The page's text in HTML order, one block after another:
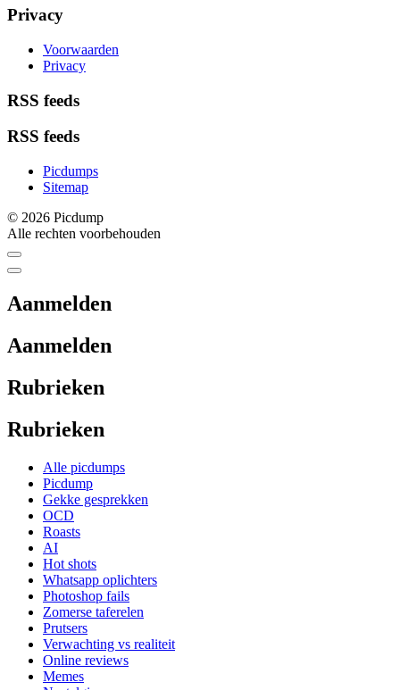
Privacy
Voorwaarden
Privacy
RSS feeds
RSS feeds
Picdumps
Sitemap
© 2026 Picdump
Alle rechten voorbehouden
Aanmelden
Aanmelden
Rubrieken
Rubrieken
Alle picdumps
Picdump
Gekke gesprekken
OCD
Roasts
AI
Hot shots
Whatsapp oplichters
Photoshop fails
Zomerse taferelen
Prutsers
Verwachting vs realiteit
Online reviews
Memes